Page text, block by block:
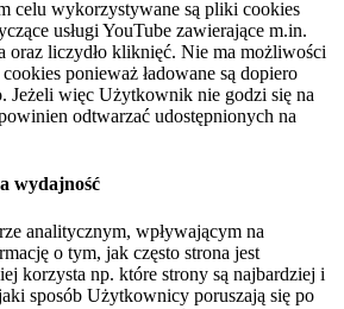
celu wykorzystywane są pliki cookies
usługi YouTube zawierające m.in.
oraz liczydło kliknięć. Nie ma możliwości
ponieważ ładowane są dopiero
Jeżeli więc Użytkownik nie godzi się na
odtwarzać udostępnionych na
wydajność
analitycznym, wpływającym na
o tym, jak często strona jest
korzysta np. które strony są najbardziej i
sposób Użytkownicy poruszają się po